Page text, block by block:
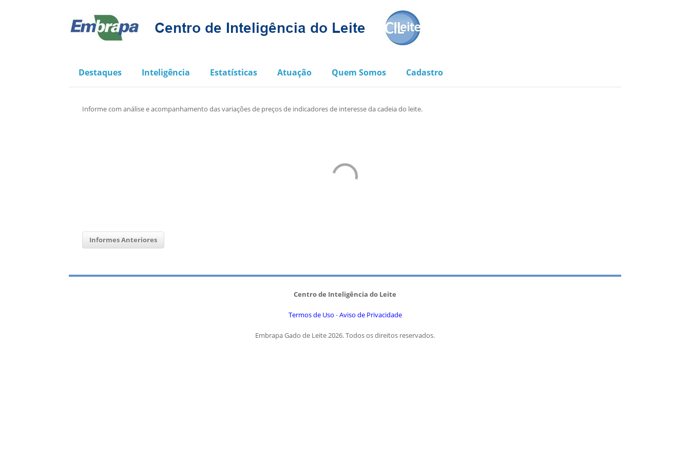
Destaques Inteligência Estatísticas Atuação Quem Somos Cadastro
Informe com análise e acompanhamento das variações de preços de indicadores de interesse da cadeia do leite.
Informes Anteriores
Centro de Inteligência do Leite
Termos de Uso -Aviso de Privacidade
Embrapa Gado de Leite 2026. Todos os direitos reservados.